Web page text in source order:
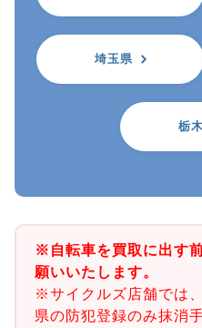
埼玉県
栃
※自転車を買取に出す
願いいたします。
※サイクルズ店舗では
県の防犯登録のみ抹消